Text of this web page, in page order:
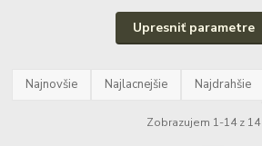
Upresniť parametre
Najnovšie Najlacnejšie Najdrahšie
Zobrazujem 1-14 z 14